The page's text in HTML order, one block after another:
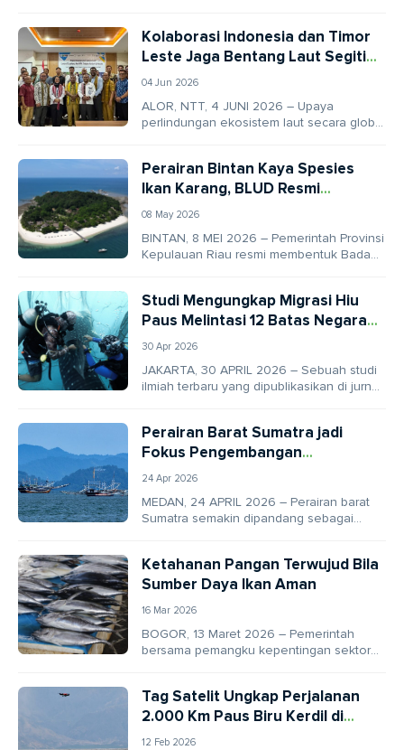
Konservasi...
Kolaborasi Indonesia dan Timor
Leste Jaga Bentang Laut Segitiga
Terumbu Karang Dunia
04 Jun 2026
ALOR, NTT, 4 JUNI 2026 – Upaya
perlindungan ekosistem laut secara global
Perairan Bintan Kaya Spesies
Ikan Karang, BLUD Resmi
Dibentuk
08 May 2026
BINTAN, 8 MEI 2026 – Pemerintah Provinsi
Kepulauan Riau resmi membentuk Badan
Studi Mengungkap Migrasi Hiu
Paus Melintasi 12 Batas Negara
dan Laut Internasional
30 Apr 2026
JAKARTA, 30 APRIL 2026 – Sebuah studi
ilmiah terbaru yang dipublikasikan di jurnal
Perairan Barat Sumatra jadi
Fokus Pengembangan
Konservasi Laut Skala Besar
24 Apr 2026
MEDAN, 24 APRIL 2026 – Perairan barat
Sumatra semakin dipandang sebagai
Ketahanan Pangan Terwujud Bila
Sumber Daya Ikan Aman
16 Mar 2026
BOGOR, 13 Maret 2026 – Pemerintah
bersama pemangku kepentingan sektor
Tag Satelit Ungkap Perjalanan
2.000 Km Paus Biru Kerdil di
Indonesia
12 Feb 2026